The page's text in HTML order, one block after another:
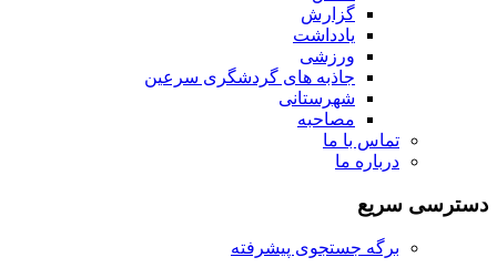
گزارش
یادداشت
ورزشی
جاذبه های گردشگری سرعین
شهرستانی
مصاحبه
تماس با ما
درباره ما
دسترسی سریع
برگه جستجوی پیشرفته